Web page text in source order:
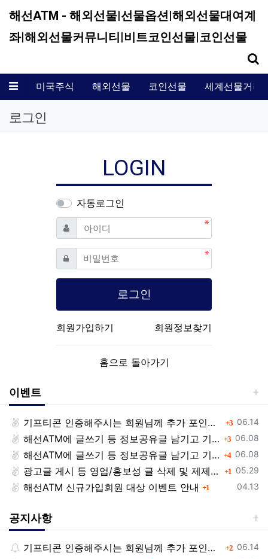
해선ATM - 해외선물|선물옵션|해외선물대여계
좌|해외선물커뮤니티|비트코인선물|코인선물
메뉴 미국주식 해외선물 코인선물 세계선물거래
로그인
LOGIN
자동로그인
아이디 필수
비밀번호필수
로그인
회원가입하기 회원정보찾기
홈으로 돌아가기
이벤트
등록일
06.14
기프티콘 인증해주시는 회원님께 추가 포인트 쏩니다!! 3댓글
등록일
06.08
해선ATM에 글쓰기 등 정보공유글 남기고 기프티콘 받자! 3댓글
등록일
06.08
해선ATM에 글쓰기 등 정보공유글 남기고 기프티콘 받자! 4댓글
등록일
05.29
광고글 게시 등 영업/홍보성 글 삭제 및 제제대상입니다. 1댓글
등록일
04.13
해선ATM 신규가입회원 대상 이벤트 안내 1
공지사항
등록일
06.14
기프티콘 인증해주시는 회원님께 추가 포인트 쏩니다!! 2댓글